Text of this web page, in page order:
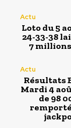
Actu
Loto du 5
24-33-38
7
Actu
Résultats
Mardi 4
de 98